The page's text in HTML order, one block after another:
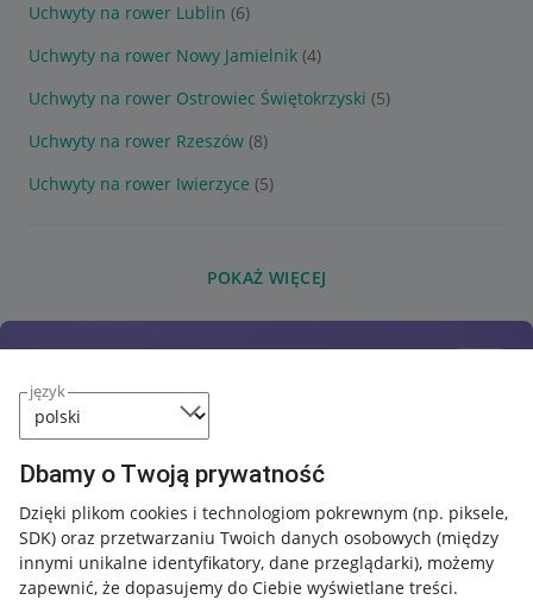
język
Dbamy o Twoją prywatność
Dzięki plikom cookies i technologiom pokrewnym (np. piksele,
SDK) oraz przetwarzaniu Twoich danych osobowych (między
innymi unikalne identyfikatory, dane przeglądarki), możemy
zapewnić, że dopasujemy do Ciebie wyświetlane treści.
Uchwyty na rower Lublin (6)
Uchwyty na rower Nowy Jamielnik (4)
Uchwyty na rower Ostrowiec Świętokrzyski (5)
Uchwyty na rower Rzeszów (8)
Uchwyty na rower Iwierzyce (5)
POKAŻ WIĘCEJ